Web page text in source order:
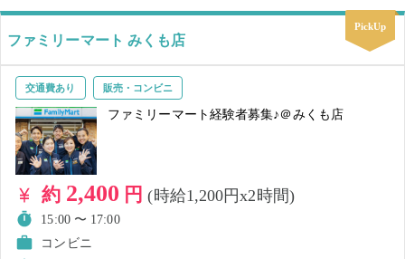
し、条件が合いそうでしたら入社準備のご説明までいたします ワイモ
バイルヤマダデンキテックランド松阪店の跡地となります。メガネの
札堂松阪店を目印にお越しください。
ファミリーマート みくも店
PickUp
交通費あり 販売・コンビニ
ファミリーマート経験者募集♪＠みくも店
約 2,400 円(時給1,200円x2時間)
15:00 〜 17:00
コンビニ